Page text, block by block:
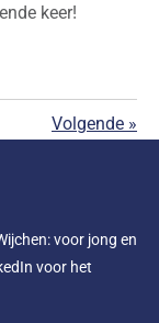
keer!
Volgende »
voor jong en
voor het